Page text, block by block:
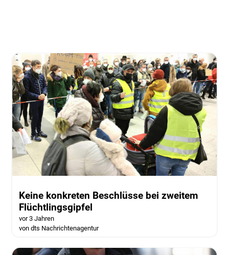
Keine konkreten Beschlüsse bei zweitem
Flüchtlingsgipfel
vor 3 Jahren
von dts Nachrichtenagentur